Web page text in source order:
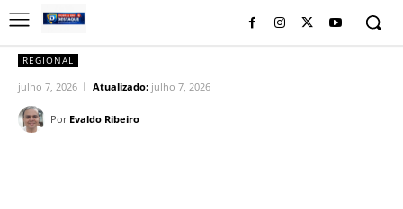
REGIONAL
julho 7, 2026 Atualizado: julho 7, 2026
Por Evaldo Ribeiro